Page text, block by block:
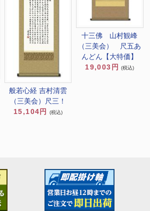
般若心経 吉村清雲
（三美会）尺三！
15,104円
(税込)
十三佛 山村観峰
（三美会） 尺五あ
んどん【大特価】
19,003円
(税込)